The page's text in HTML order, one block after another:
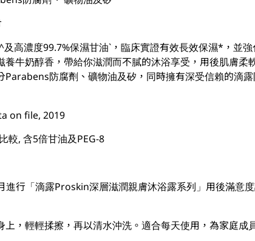
及高濃度99.7%保濕甘油`，臨床實證有效長效保濕*，並
養牛奶醇香，帶給你滋潤而不膩的沐浴享受，用後肌膚柔
Parabens防腐劑、礦物油及矽，同時擁有深受信賴的滴
on file, 2019
較, 含5倍甘油及PEG-8
進行「滴露Proskin深層滋潤親膚沐浴露系列」用後滿意
上，輕輕揉擦，再以清水沖洗。適合每天使用，為家庭成